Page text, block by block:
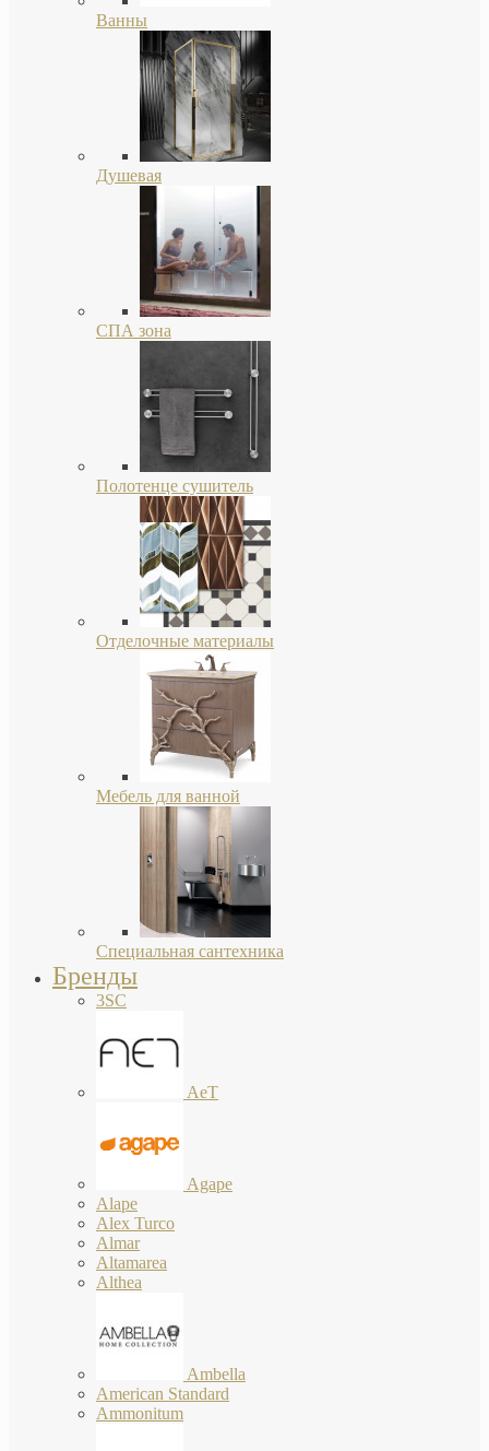
Ванны
Душевая
СПА зона
Полотенце сушитель
Отделочные материалы
Мебель для ванной
Специальная сантехника
Бренды
3SC
AeT
Agape
Alape
Alex Turco
Almar
Altamarea
Althea
Ambella
American Standard
Ammonitum